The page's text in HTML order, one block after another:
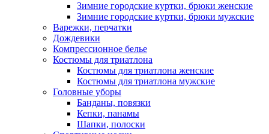
Зимние городские куртки, брюки женские
Зимние городские куртки, брюки мужские
Варежки, перчатки
Дождевики
Компрессионное белье
Костюмы для триатлона
Костюмы для триатлона женские
Костюмы для триатлона мужские
Головные уборы
Банданы, повязки
Кепки, панамы
Шапки, полоски